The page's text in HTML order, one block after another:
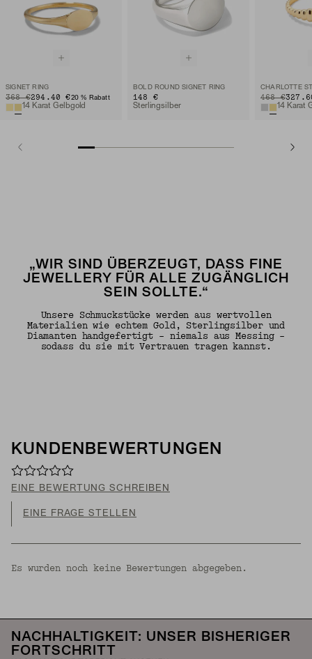
SIGNET RING
ORIGINAL PRICE
368 €
SALE PRICE294.40 €20 % Rabatt
14 Karat Gelbgold
BOLD ROUND SIGNET RING
148 €
Sterlingsilber
ORIGINAL
468 €
SALE PRICE
14 Karat
„WIR SIND ÜBERZEUGT, DASS FINE
JEWELLERY FÜR ALLE ZUGÄNGLICH
SEIN SOLLTE.“
Unsere Schmuckstücke werden aus wertvollen
Materialien wie echtem Gold, Sterlingsilber und
Diamanten handgefertigt – niemals aus Messing –
sodass du sie mit Vertrauen tragen kannst.
KUNDENBEWERTUNGEN
EINE BEWERTUNG SCHREIBEN
EINE FRAGE STELLEN
Es wurden noch keine Bewertungen abgegeben.
NACHHALTIGKEIT: UNSER BISHERIGER
FORTSCHRITT